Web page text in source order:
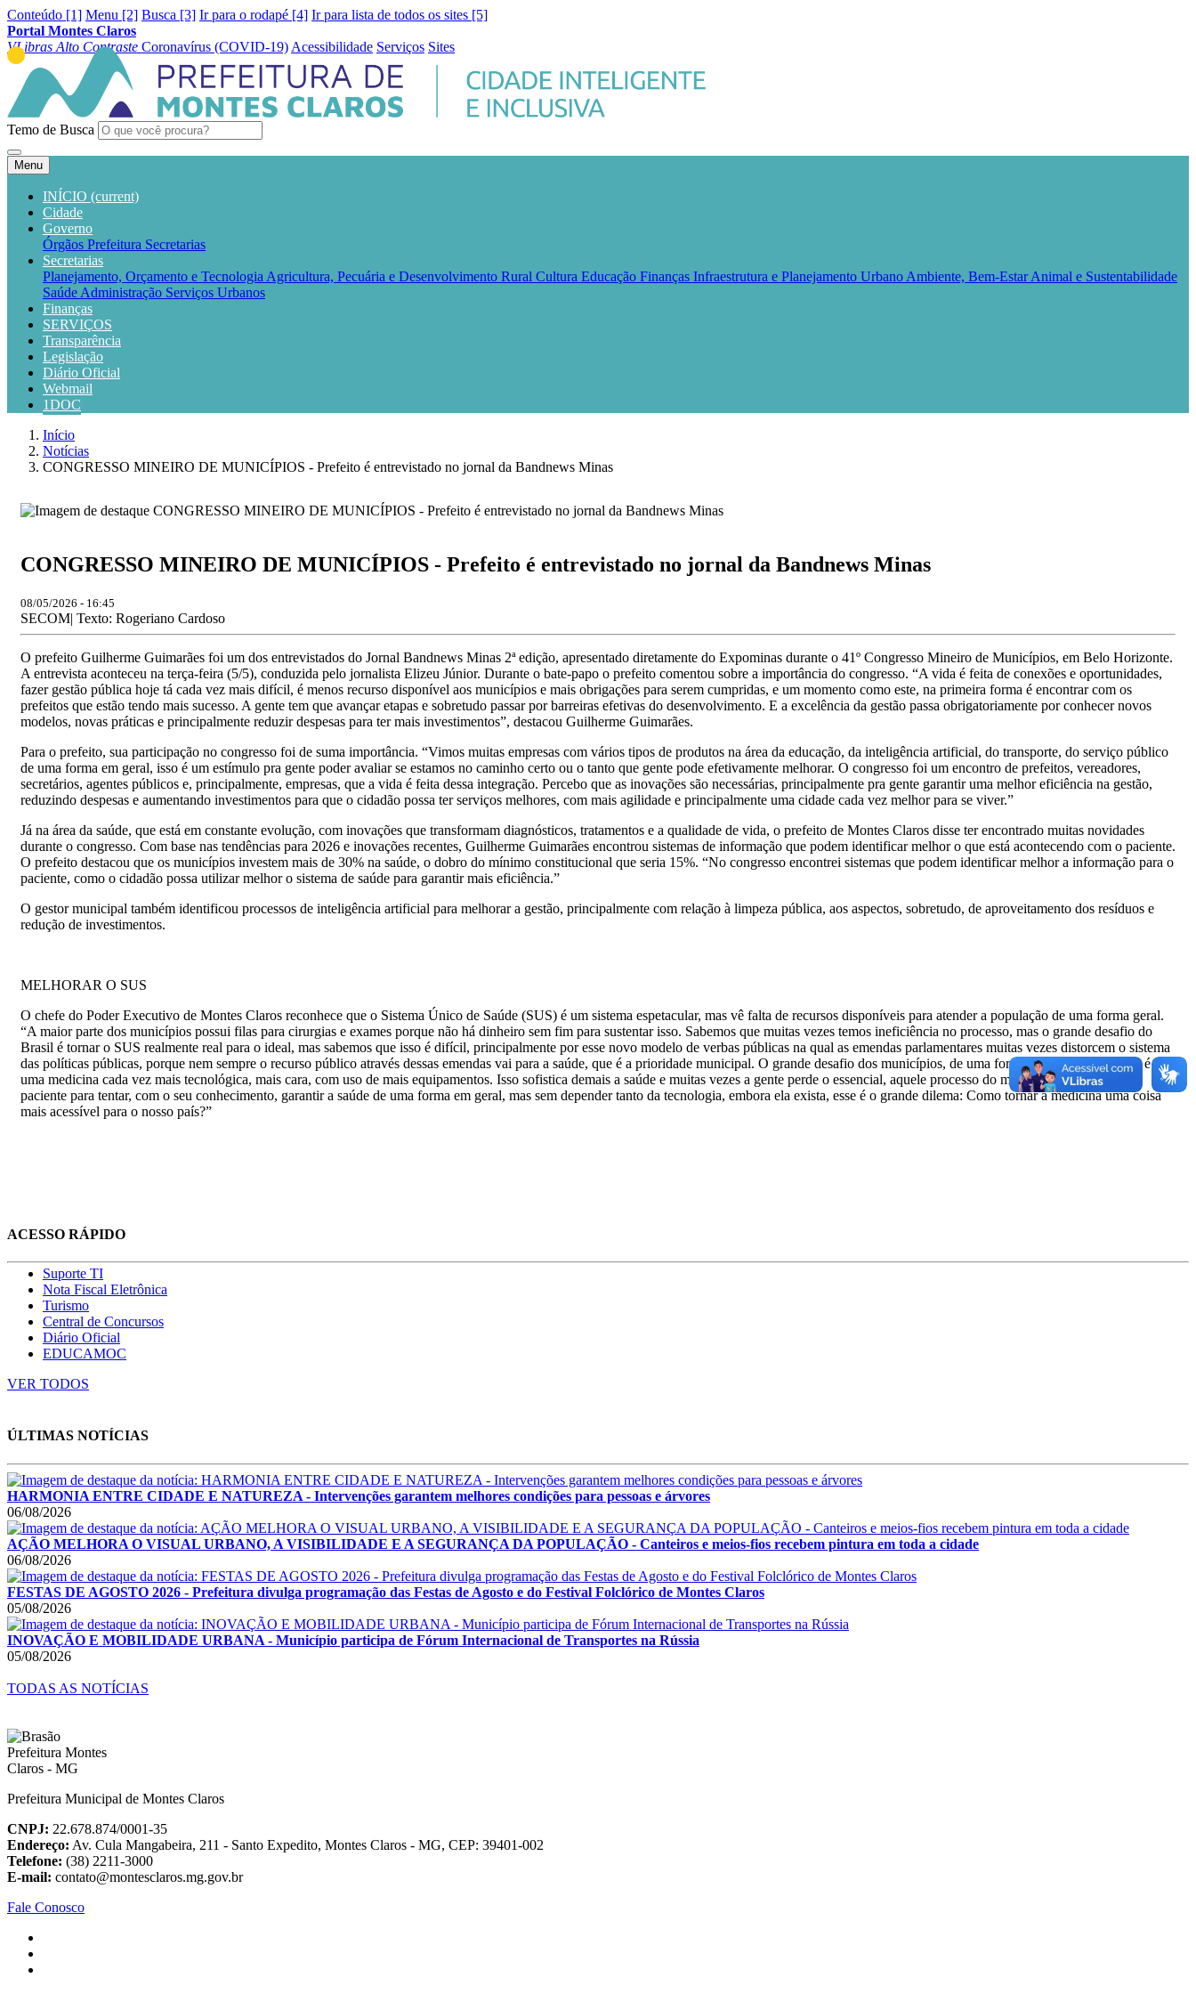
Conteúdo [1] Menu [2] Busca [3] Ir para o rodapé [4] Ir para lista de todos os sites [5]
Portal Montes Claros
VLibras Alto Contraste Coronavírus (COVID-19) Acessibilidade Serviços Sites
Temo de Busca
Menu
INÍCIO (current)
Cidade
Governo
Órgãos Prefeitura Secretarias
Secretarias
Planejamento, Orçamento e Tecnologia Agricultura, Pecuária e Desenvolvimento Rural Cultura Educação Finanças Infraestrutura e Planejamento Urbano Ambiente, Bem-Estar Animal e Sustentabilidade
Saúde Administração Serviços Urbanos
Finanças
SERVIÇOS
Transparência
Legislação
Diário Oficial
Webmail
1DOC
Início
Notícias
CONGRESSO MINEIRO DE MUNICÍPIOS - Prefeito é entrevistado no jornal da Bandnews Minas
CONGRESSO MINEIRO DE MUNICÍPIOS - Prefeito é entrevistado no jornal da Bandnews Minas
08/05/2026 - 16:45
SECOM| Texto: Rogeriano Cardoso
O prefeito Guilherme Guimarães foi um dos entrevistados do Jornal Bandnews Minas 2ª edição, apresentado diretamente do Expominas durante o 41º Congresso Mineiro de Municípios, em Belo Horizonte.
A entrevista aconteceu na terça-feira (5/5), conduzida pelo jornalista Elizeu Júnior. Durante o bate-papo o prefeito comentou sobre a importância do congresso. “A vida é feita de conexões e oportunidades,
fazer gestão pública hoje tá cada vez mais difícil, é menos recurso disponível aos municípios e mais obrigações para serem cumpridas, e um momento como este, na primeira forma é encontrar com os
prefeitos que estão tendo mais sucesso. A gente tem que avançar etapas e sobretudo passar por barreiras efetivas do desenvolvimento. E a excelência da gestão passa obrigatoriamente por conhecer novos
modelos, novas práticas e principalmente reduzir despesas para ter mais investimentos”, destacou Guilherme Guimarães.
Para o prefeito, sua participação no congresso foi de suma importância. “Vimos muitas empresas com vários tipos de produtos na área da educação, da inteligência artificial, do transporte, do serviço público
de uma forma em geral, isso é um estímulo pra gente poder avaliar se estamos no caminho certo ou o tanto que gente pode efetivamente melhorar. O congresso foi um encontro de prefeitos, vereadores,
secretários, agentes públicos e, principalmente, empresas, que a vida é feita dessa integração. Percebo que as inovações são necessárias, principalmente pra gente garantir uma melhor eficiência na gestão,
reduzindo despesas e aumentando investimentos para que o cidadão possa ter serviços melhores, com mais agilidade e principalmente uma cidade cada vez melhor para se viver.”
Já na área da saúde, que está em constante evolução, com inovações que transformam diagnósticos, tratamentos e a qualidade de vida, o prefeito de Montes Claros disse ter encontrado muitas novidades
durante o congresso. Com base nas tendências para 2026 e inovações recentes, Guilherme Guimarães encontrou sistemas de informação que podem identificar melhor o que está acontecendo com o paciente.
O prefeito destacou que os municípios investem mais de 30% na saúde, o dobro do mínimo constitucional que seria 15%. “No congresso encontrei sistemas que podem identificar melhor a informação para o
paciente, como o cidadão possa utilizar melhor o sistema de saúde para garantir mais eficiência.”
O gestor municipal também identificou processos de inteligência artificial para melhorar a gestão, principalmente com relação à limpeza pública, aos aspectos, sobretudo, de aproveitamento dos resíduos e
redução de investimentos.
MELHORAR O SUS
O chefe do Poder Executivo de Montes Claros reconhece que o Sistema Único de Saúde (SUS) é um sistema espetacular, mas vê falta de recursos disponíveis para atender a população de uma forma geral.
“A maior parte dos municípios possui filas para cirurgias e exames porque não há dinheiro sem fim para sustentar isso. Sabemos que muitas vezes temos ineficiência no processo, mas o grande desafio do
Brasil é tornar o SUS realmente real para o ideal, mas sabemos que isso é difícil, principalmente por esse novo modelo de verbas públicas na qual as emendas parlamentares muitas vezes distorcem o sistema
das políticas públicas, porque nem sempre o recurso público através dessas emendas vai para a saúde, que é a prioridade municipal. O grande desafio dos municípios, de uma forma em geral, é a saúde, é
uma medicina cada vez mais tecnológica, mais cara, com uso de mais equipamentos. Isso sofistica demais a saúde e muitas vezes a gente perde o essencial, aquele processo do médico que tá ao lado do
paciente para tentar, com o seu conhecimento, garantir a saúde de uma forma em geral, mas sem depender tanto da tecnologia, embora ela exista, esse é o grande dilema: Como tornar a medicina uma coisa
mais acessível para o nosso país?”
ACESSO RÁPIDO
Suporte TI
Nota Fiscal Eletrônica
Turismo
Central de Concursos
Diário Oficial
EDUCAMOC
VER TODOS
ÚLTIMAS NOTÍCIAS
HARMONIA ENTRE CIDADE E NATUREZA - Intervenções garantem melhores condições para pessoas e árvores
06/08/2026
AÇÃO MELHORA O VISUAL URBANO, A VISIBILIDADE E A SEGURANÇA DA POPULAÇÃO - Canteiros e meios-fios recebem pintura em toda a cidade
06/08/2026
FESTAS DE AGOSTO 2026 - Prefeitura divulga programação das Festas de Agosto e do Festival Folclórico de Montes Claros
05/08/2026
INOVAÇÃO E MOBILIDADE URBANA - Município participa de Fórum Internacional de Transportes na Rússia
05/08/2026
TODAS AS NOTÍCIAS
Prefeitura Municipal de Montes Claros
CNPJ: 22.678.874/0001-35
Endereço: Av. Cula Mangabeira, 211 - Santo Expedito, Montes Claros - MG, CEP: 39401-002
Telefone: (38) 2211-3000
E-mail: contato@montesclaros.mg.gov.br
Fale Conosco